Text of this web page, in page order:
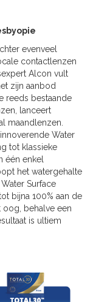
evenveel
contactlenzen
Alcon vult
zijn aanbod
reeds bestaande
lanceert
maandlenzen.
Water
tot klassieke
één enkel
het watergehalte
Surface
bijna 100% aan de
oog, behalve een
is ultiem